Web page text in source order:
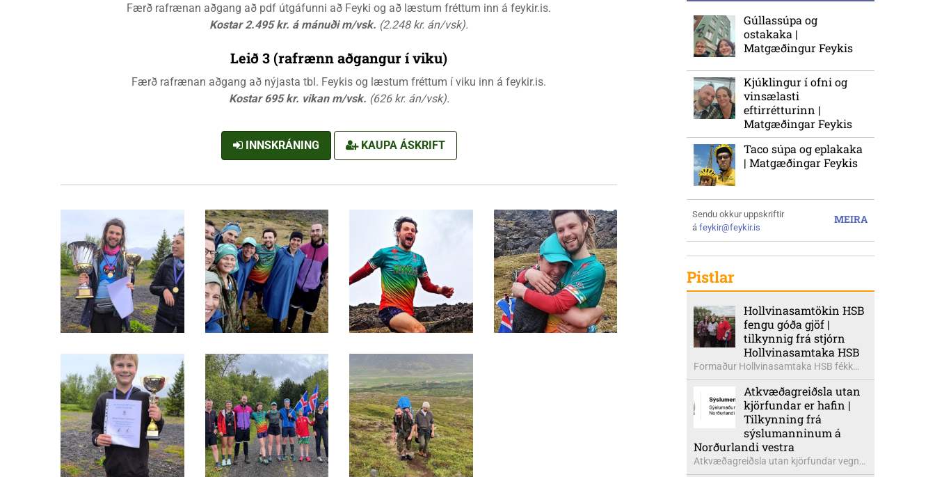
Færð rafrænan aðgang að pdf útgáfunni að Feyki og að læstum fréttum inn á feykir.is.
Kostar 2.495 kr. á mánuði m/vsk. (2.248 kr. án/vsk).
Leið 3 (rafrænn aðgangur í viku)
Færð rafrænan aðgang að nýjasta tbl. Feykis og læstum fréttum í viku inn á feykir.is.
Kostar 695 kr. vikan m/vsk. (626 kr. án/vsk).
INNSKRÁNING KAUPA ÁSKRIFT
Gúllassúpa og
ostakaka |
Matgæðingur Feykis
Kjúklingur í ofni og
vinsælasti
eftirrétturinn |
Matgæðingar Feykis
Taco súpa og eplakaka
| Matgæðingar Feykis
MEIRA
Sendu okkur uppskriftir
á feykir@feykir.is
Pistlar
Hollvinasamtökin HSB
fengu góða gjöf |
tilkynnig frá stjórn
Hollvinasamtaka HSB
Formaður Hollvinasamtaka HSB fékk
heldur betur góða heimsók þann 5.
ágúst síðastliðinn. Þarna voru mættar
þær Ingibjörg á Auðólfsstöðum
formaður Kvenfélags
Bólstaðarhlíðarhrepps og Guðrún á
Auðkúlu formaður Kvenfélags
Svínavatnshrepps. Afhentu þær
Atkvæðagreiðsla utan
kjörfundar er hafin |
Tilkynning frá
sýslumanninum á
Norðurlandi vestra
Atkvæðagreiðsla utan kjörfundar vegna